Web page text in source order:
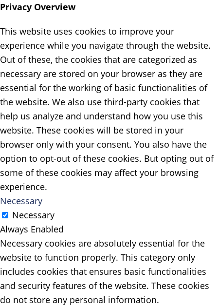
Privacy Overview
This website uses cookies to improve your
experience while you navigate through the website.
Out of these, the cookies that are categorized as
necessary are stored on your browser as they are
essential for the working of basic functionalities of
the website. We also use third-party cookies that
help us analyze and understand how you use this
website. These cookies will be stored in your
browser only with your consent. You also have the
option to opt-out of these cookies. But opting out of
some of these cookies may affect your browsing
experience.
Necessary
Necessary
Always Enabled
Necessary cookies are absolutely essential for the
website to function properly. This category only
includes cookies that ensures basic functionalities
and security features of the website. These cookies
do not store any personal information.